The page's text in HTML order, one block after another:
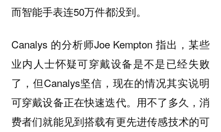
而智能手表连50万件都没到。
Canalys 的分析师Joe Kempton 指出，某些
业内人士怀疑可穿戴设备是不是已经失败
了，但Canalys坚信，现在的情况其实说明
可穿戴设备正在快速迭代。用不了多久，消
费者们就能见到搭载有更先进传感技术的可